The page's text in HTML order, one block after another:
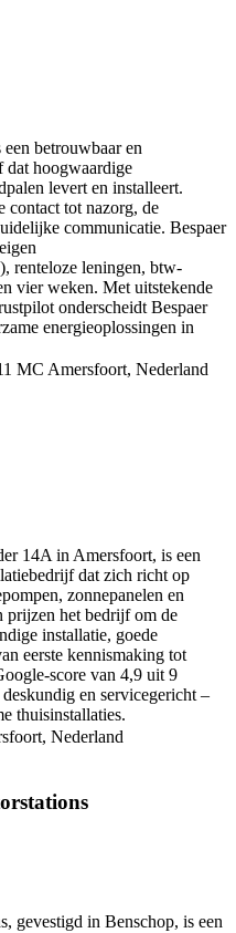
betrouwbaar en
dat hoogwaardige
levert en installeert.
contact tot nazorg, de
communicatie. Bespaer
renteloze leningen, btw-
vier weken. Met uitstekende
onderscheidt Bespaer
energieoplossingen in
MC Amersfoort, Nederland
14A in Amersfoort, is een
dat zich richt op
zonnepanelen en
prijzen het bedrijf om de
installatie, goede
eerste kennismaking tot
score van 4,9 uit 9
en servicegericht –
thuisinstallaties.
Nederland
gevestigd in Benschop, is een